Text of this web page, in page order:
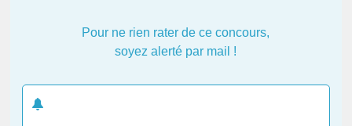
Pour ne rien rater de ce concours,
soyez alerté par mail !